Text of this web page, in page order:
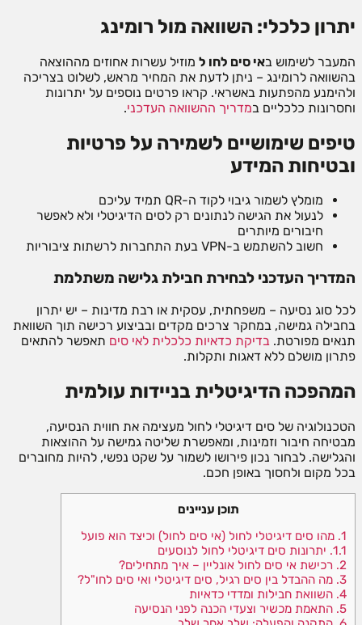
יתרון כלכלי: השוואה מול רומינג
המעבר לשימוש באי סים לחו ל מוזיל עשרות אחוזים מההוצאה
בהשוואה לרומינג – ניתן לדעת את המחיר מראש, לשלוט בצריכה
ולהימנע מהפתעות באשראי. קראו פרטים נוספים על יתרונות
וחסרונות כלכליים במדריך ההשוואה העדכני.
טיפים שימושיים לשמירה על פרטיות
ובטיחות המידע
מומלץ לשמור גיבוי לקוד ה-QR תמיד עליכם
לנעול את הגישה לנתונים רק לסים הדיגיטלי ולא לאפשר
חיבורים מיותרים
חשוב להשתמש ב-VPN בעת התחברות לרשתות ציבוריות
המדריך העדכני לבחירת חבילת גלישה משתלמת
לכל סוג נסיעה – משפחתית, עסקית או רבת מדינות – יש יתרון
בחבילה גמישה, במחקר צרכים מקדים ובביצוע רכישה תוך השוואת
תנאים מפורטת. בדיקת כדאיות כלכלית לאי סים תאפשר להתאים
פתרון מושלם ללא דאגות ותקלות.
המהפכה הדיגיטלית בניידות עולמית
הטכנולוגיה של סים דיגיטלי לחול מעצימה את חווית הנסיעה,
מבטיחה חיבור וזמינות, ומאפשרת שליטה גמישה על ההוצאות
והגלישה. לבחור נכון פירושו לשמור על שקט נפשי, להיות מחוברים
בכל מקום ולחסוך באופן חכם.
תוכן עניינים
1. מהו סים דיגיטלי לחול (אי סים לחול) וכיצד הוא פועל
1.1. יתרונות סים דיגיטלי לחול לנוסעים
2. רכישת אי סים לחול אונליין – איך מתחילים?
3. מה ההבדל בין סים רגיל, סים דיגיטלי ואי סים לחו"ל?
4. השוואת חבילות ומדדי כדאיות
5. התאמת מכשיר וצעדי הכנה לפני הנסיעה